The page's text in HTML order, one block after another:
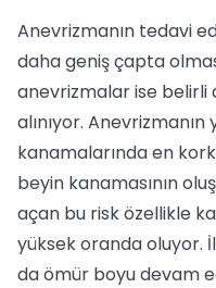
Anevrizmanın tedavi
daha geniş çapta
anevrizmalar ise belirli
alınıyor. Anevrizmanın
kanamalarında en
beyin kanamasının
açan bu risk özellikle
yüksek oranda oluyor.
da ömür boyu devam